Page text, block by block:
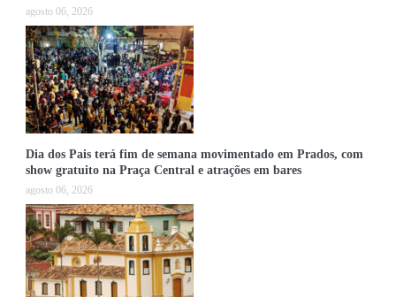
agosto 06, 2026
Dia dos Pais terá fim de semana movimentado em Prados, com
show gratuito na Praça Central e atrações em bares
agosto 06, 2026